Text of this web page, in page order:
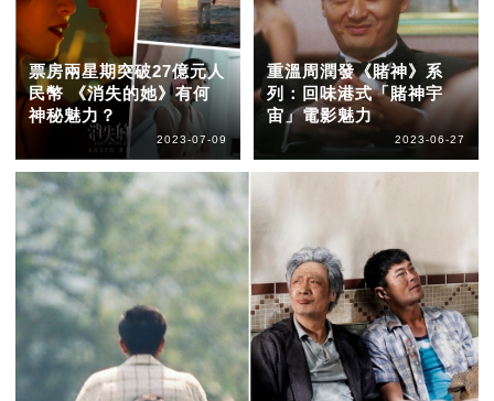
票房兩星期突破27億元人
民幣 《消失的她》有何
神秘魅力？
2023-07-09
重溫周潤發《賭神》系
列：回味港式「賭神宇
宙」電影魅力
2023-06-27